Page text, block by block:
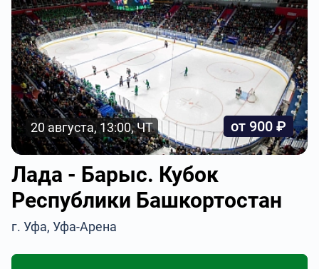
20 августа, 13:00, ЧТ от 900 ₽
Лада - Барыс. Кубок
Республики Башкортостан
г. Уфа, Уфа-Арена